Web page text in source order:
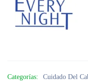
Categorías:
Cuidado Del